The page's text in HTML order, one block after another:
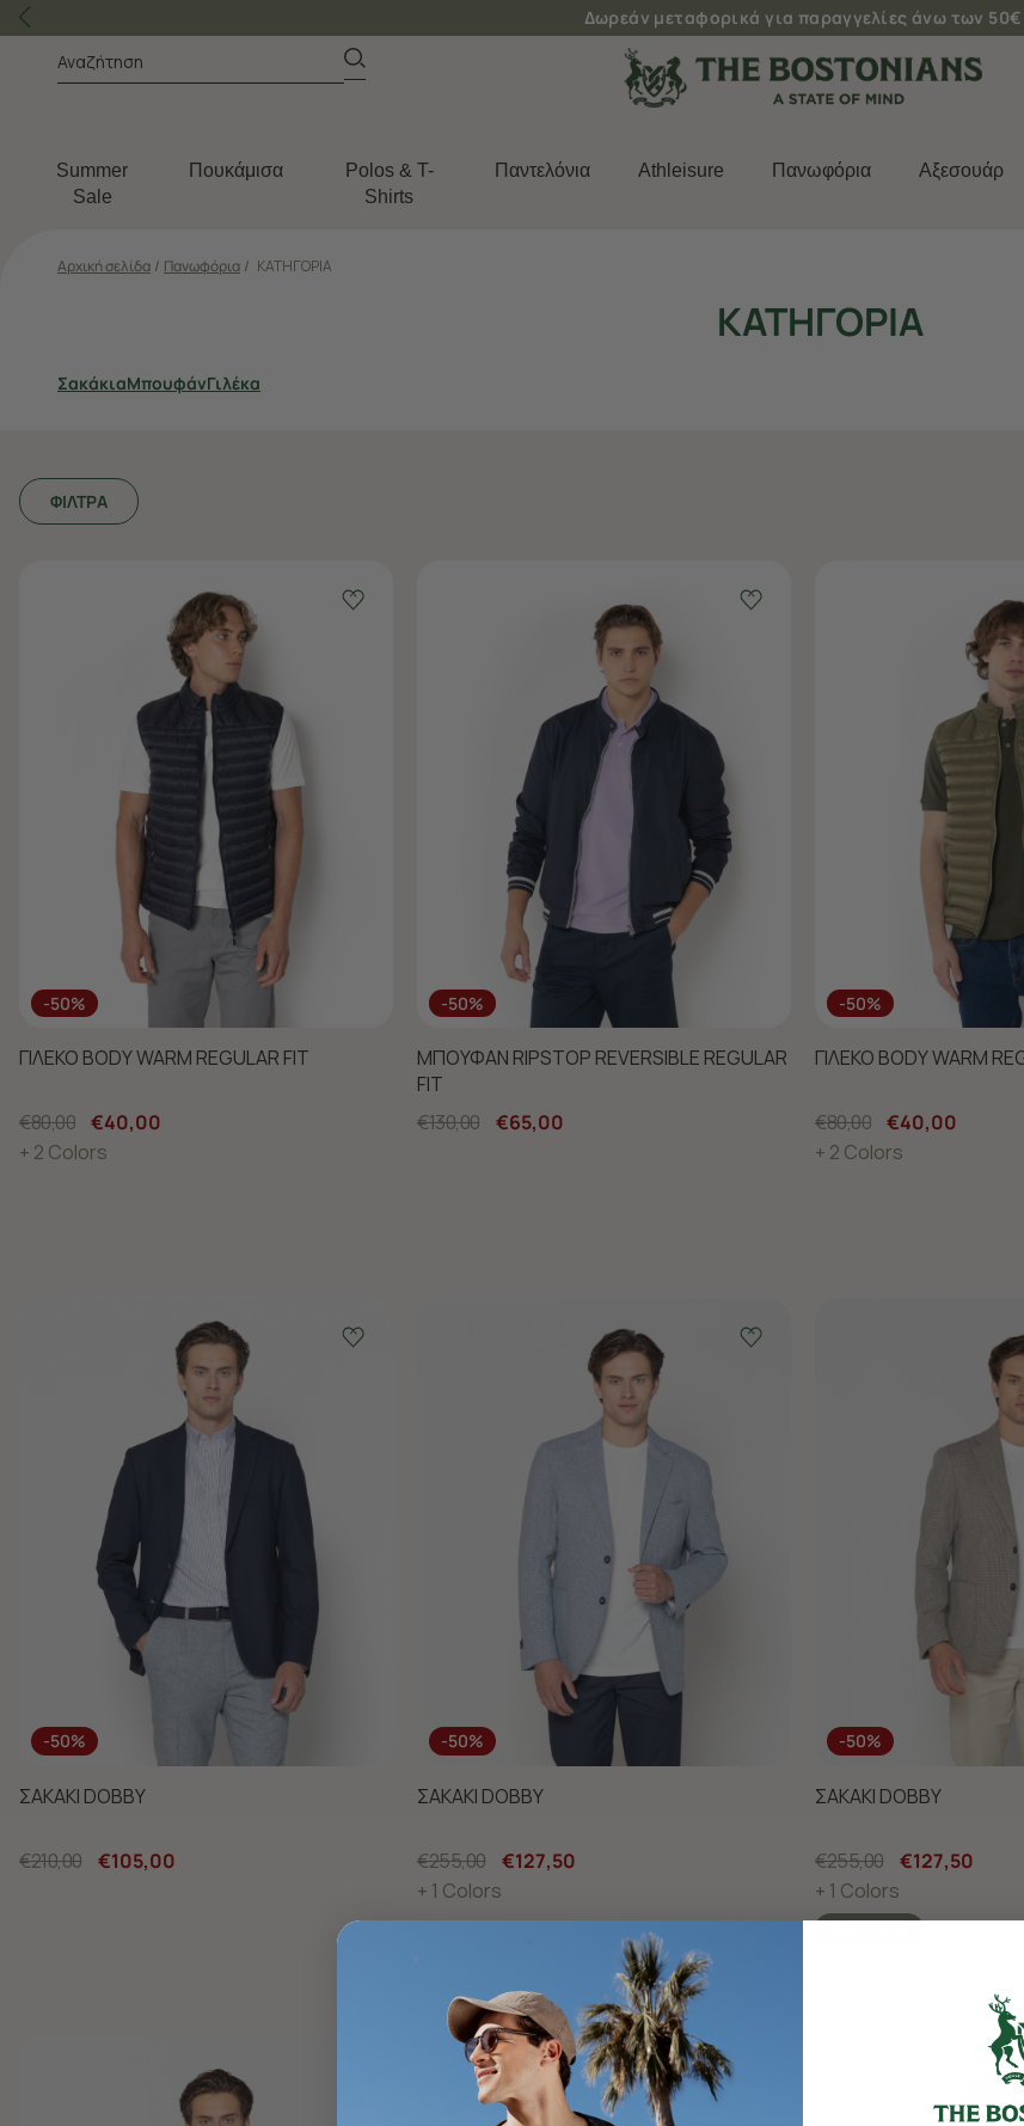
Δωρεάν μεταφορικά για παραγγελίες άνω των 50€
Summer
Sale
Πουκάμισα
Polos & T-
Shirts
Παντελόνια Athleisure Πανωφόρια Aξεσουάρ
Αρχική σελίδα / Πανωφόρια / ΚΑΤΗΓΟΡΙΑ
ΚΑΤΗΓΟΡΙΑ
ΣακάκιαΜπουφάνΓιλέκα
ΦΙΛΤΡΑ
-50%
ΓΙΛΕΚΟ BODY WARM REGULAR FIT
€80,00 €40,00
+ 2 Colors
-50%
ΜΠΟΥΦΑΝ RIPSTOP REVERSIBLE REGULAR
FIT
€130,00
€65,00
-50%
ΓΙΛΕΚΟ BODY WARM
€80,00 €40,00
+ 2 Colors
-50%
ΣΑΚΑΚΙ DOBBY
€210,00 €105,00
-50%
ΣΑΚΑΚΙ DOBBY
€255,00
€127,50
+ 1 Colors
-50%
ΣΑΚΑΚΙ DOBBY
€255,00
€127,50
+ 1 Colors
Best Seller